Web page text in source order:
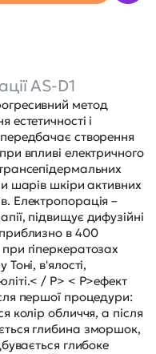
AS-D1
метод
естетичності і
створення
впливі електричного
шарів шкіри активних
Електропорація –
підвищує дифузійні
в 400
гіперкератозах
в'ялості,
/ P> < P>ефект
першої процедури:
колір обличчя, а після
глибина зморшок,
глибоке